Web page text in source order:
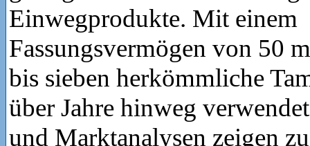
Einwegprodukte. Mit einem
Fassungsvermögen von 50
bis sieben herkömmliche
über Jahre hinweg
und Marktanalysen zeigen